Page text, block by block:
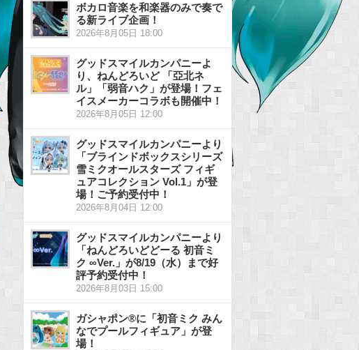
ボカロ音楽を和楽器のみで奏で
る新ライブ企画！
2026年8月05日 18:00
グッドスマイルカンパニーよ
り、ねんどろいど 「亞北ネ
ル」「弱音ハク」が登場！フェ
イスメーカーコラボも開催中！
2026年8月05日 12:00
グッドスマイルカンパニーより
「ブラインドボックスシリーズ
雪ミクオールスターズ フィギ
ュアコレクション Vol.1」が登
場！ご予約受付中！
2026年8月04日 12:00
グッドスマイルカンパニーより
「ねんどろいどどーる 初音ミ
ク ∞Ver.」が8/19（水）まで好
評予約受付中！
2026年8月03日 15:00
ガシャポン®に「初音ミク みん
なでプールフィギュア」が登
場！